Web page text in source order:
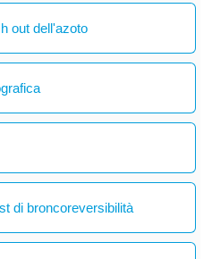
out dell'azoto
di broncoreversibilità